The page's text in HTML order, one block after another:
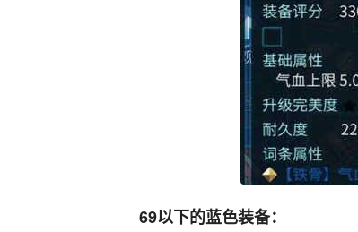
69以下的蓝色装备：